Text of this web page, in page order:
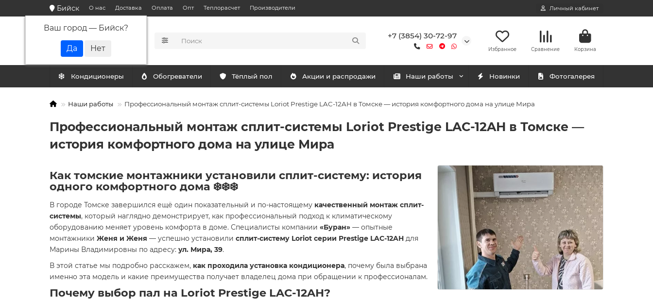
Бийск
Ваш город — Бийск?
О нас Доставка Оплата Опт Теплорасчет Производители Личный кабинет
+7 (3854) 30-72-97
Избранное Сравнение Корзина
Кондиционеры Обогреватели Тёплый пол Акции и распродажи Наши работы Новинки Фотогалерея
Наши работы Профессиональный монтаж сплит-системы Loriot Prestige LAC-12AH в Томске — история комфортного дома на улице Мира
Профессиональный монтаж сплит-системы Loriot Prestige LAC-12AH в Томске —
история комфортного дома на улице Мира
Как томские монтажники установили сплит-систему: история
одного комфортного дома ❄️❄️❄️
В городе Томске завершился ещё один показательный и по-настоящему качественный монтаж сплит-
системы, который наглядно демонстрирует, как профессиональный подход к климатическому
оборудованию меняет уровень комфорта в доме. Специалисты компании «Буран» — опытные
монтажники Женя и Женя — успешно установили сплит-систему Loriot серии Prestige LAC-12AH для
Марины Владимировны по адресу: ул. Мира, 39.
В этой статье мы подробно расскажем, как проходила установка кондиционера, почему была выбрана
именно эта модель и какие преимущества получает владелец дома при обращении к профессионалам.
Почему выбор пал на Loriot Prestige LAC-12AH?